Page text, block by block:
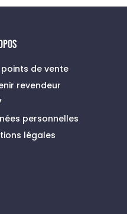
était :
est :
points de vente
revendeur
personnelles
légales